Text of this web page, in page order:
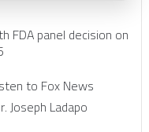
to Fox News
Joseph Ladapo